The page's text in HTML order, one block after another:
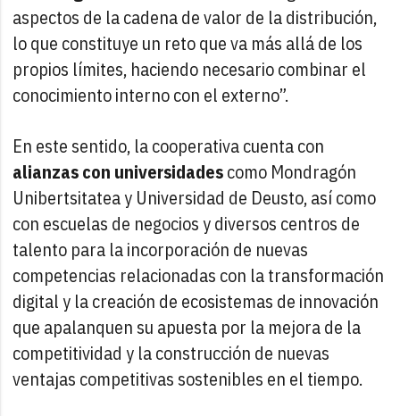
aspectos de la cadena de valor de la distribución,
lo que constituye un reto que va más allá de los
propios límites, haciendo necesario combinar el
conocimiento interno con el externo”.
En este sentido, la cooperativa cuenta con
alianzas con universidadescomo Mondragón
Unibertsitatea y Universidad de Deusto, así como
con escuelas de negocios y diversos centros de
talento para la incorporación de nuevas
competencias relacionadas con la transformación
digital y la creación de ecosistemas de innovación
que apalanquen su apuesta por la mejora de la
competitividad y la construcción de nuevas
ventajas competitivas sostenibles en el tiempo.